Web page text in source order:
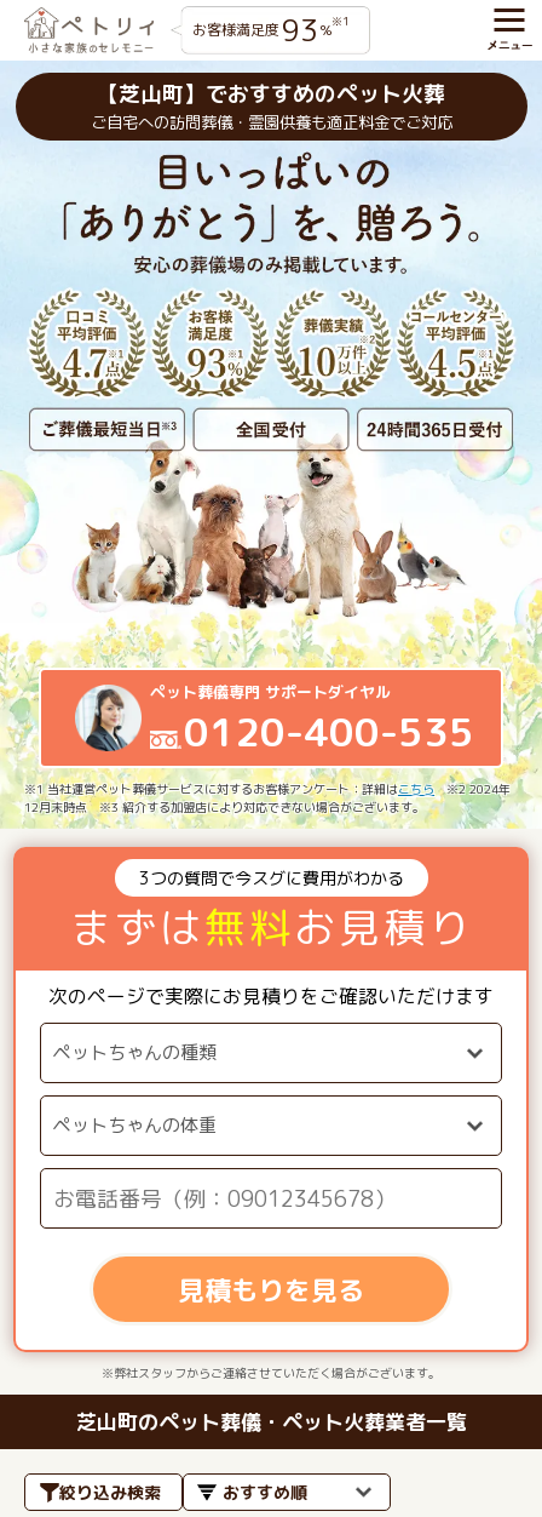
お客様満足度 93 %※1
【芝山町】でおすすめのペット火葬
ご自宅への訪問葬儀・霊園供養も適正料金でご対応
ペット葬儀専門 サポートダイヤル
0120-400-535
※1 当社運営ペット葬儀サービスに対するお客様アンケート：詳細はこちら ※2 2024年
12月末時点 ※3 紹介する加盟店により対応できない場合がございます。
3つの質問で今スグに費用がわかる
まずは無料お見積り
次のページで実際にお見積りをご確認いただけます
見積もりを見る
※弊社スタッフからご連絡させていただく場合がございます。
芝山町のペット葬儀・ペット火葬業者一覧
絞り込み検索